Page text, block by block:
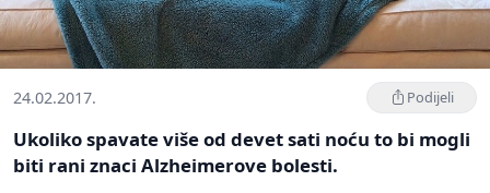
24.02.2017. Podijeli
Ukoliko spavate više od devet sati noću to bi mogli
biti rani znaci Alzheimerove bolesti.